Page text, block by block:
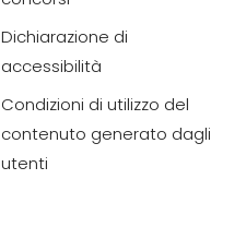
Dichiarazione di
accessibilità
Condizioni di utilizzo del
contenuto generato dagli
utenti